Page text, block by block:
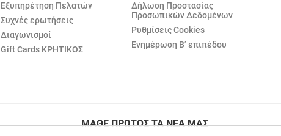
Εξυπηρέτηση Πελατών
Συχνές ερωτήσεις
Διαγωνισμοί
Gift Cards ΚΡΗΤΙΚΟΣ
Δήλωση Προστασίας
Προσωπικών Δεδομένων
Ρυθμίσεις Cookies
Ενημέρωση Β’ επιπέδου
ΜΑΘΕ ΠΡΩΤΟΣ ΤΑ ΝΕΑ ΜΑΣ